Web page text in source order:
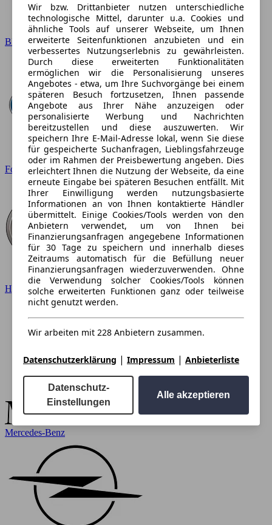
BMW
Ford
Hyundai
Mercedes-Benz
Wir bzw. Drittanbieter nutzen unterschiedliche
technologische Mittel, darunter u.a. Cookies und
ähnliche Tools auf unserer Webseite, um Ihnen
erweiterte Seitenfunktionen anzubieten und ein
verbessertes Nutzungserlebnis zu gewährleisten.
Durch diese erweiterten Funktionalitäten
ermöglichen wir die Personalisierung unseres
Angebotes - etwa, um Ihre Suchvorgänge bei einem
späteren Besuch fortzusetzen, Ihnen passende
Angebote aus Ihrer Nähe anzuzeigen oder
personalisierte Werbung und Nachrichten
bereitzustellen und diese auszuwerten. Wir
speichern Ihre E-Mail-Adresse lokal, wenn Sie diese
für gespeicherte Suchanfragen, Lieblingsfahrzeuge
oder im Rahmen der Preisbewertung angeben. Dies
erleichtert Ihnen die Nutzung der Webseite, da eine
erneute Eingabe bei späteren Besuchen entfällt. Mit
Ihrer Einwilligung werden nutzungsbasierte
Informationen an von Ihnen kontaktierte Händler
übermittelt. Einige Cookies/Tools werden von den
Anbietern verwendet, um von Ihnen bei
Finanzierungsanfragen angegebene Informationen
für 30 Tage zu speichern und innerhalb dieses
Zeitraums automatisch für die Befüllung neuer
Finanzierungsanfragen wiederzuverwenden. Ohne
die Verwendung solcher Cookies/Tools können
solche erweiterten Funktionen ganz oder teilweise
nicht genutzt werden.
Wir arbeiten mit 228 Anbietern zusammen.
Datenschutzerklärung | Impressum | Anbieterliste
Datenschutz-
Einstellungen
Alle akzeptieren